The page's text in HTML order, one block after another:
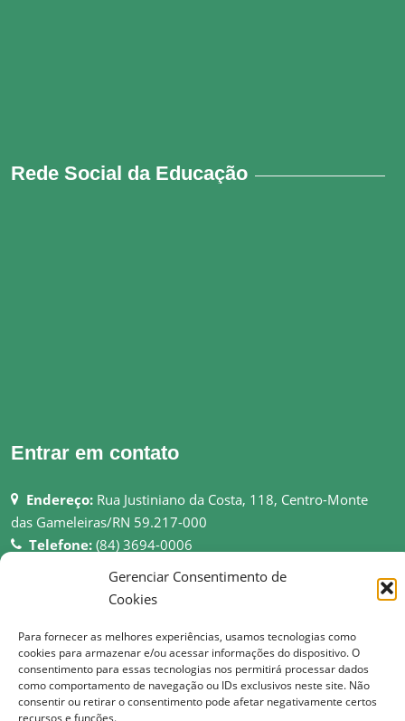
Gerenciar Consentimento de
Cookies
Para fornecer as melhores experiências, usamos tecnologias como
cookies para armazenar e/ou acessar informações do dispositivo. O
consentimento para essas tecnologias nos permitirá processar dados
como comportamento de navegação ou IDs exclusivos neste site. Não
consentir ou retirar o consentimento pode afetar negativamente certos
recursos e funções.
Rede Social da Educação
Entrar em contato
Endereço: Rua Justiniano da Costa, 118, Centro-Monte
das Gameleiras/RN 59.217-000
Telefone: (84) 3694-0006
pmmgameleiras@hotmail.com
http://montedasgameleiras.rn.gov.br
Atendimento ao Público: 08h as 13h